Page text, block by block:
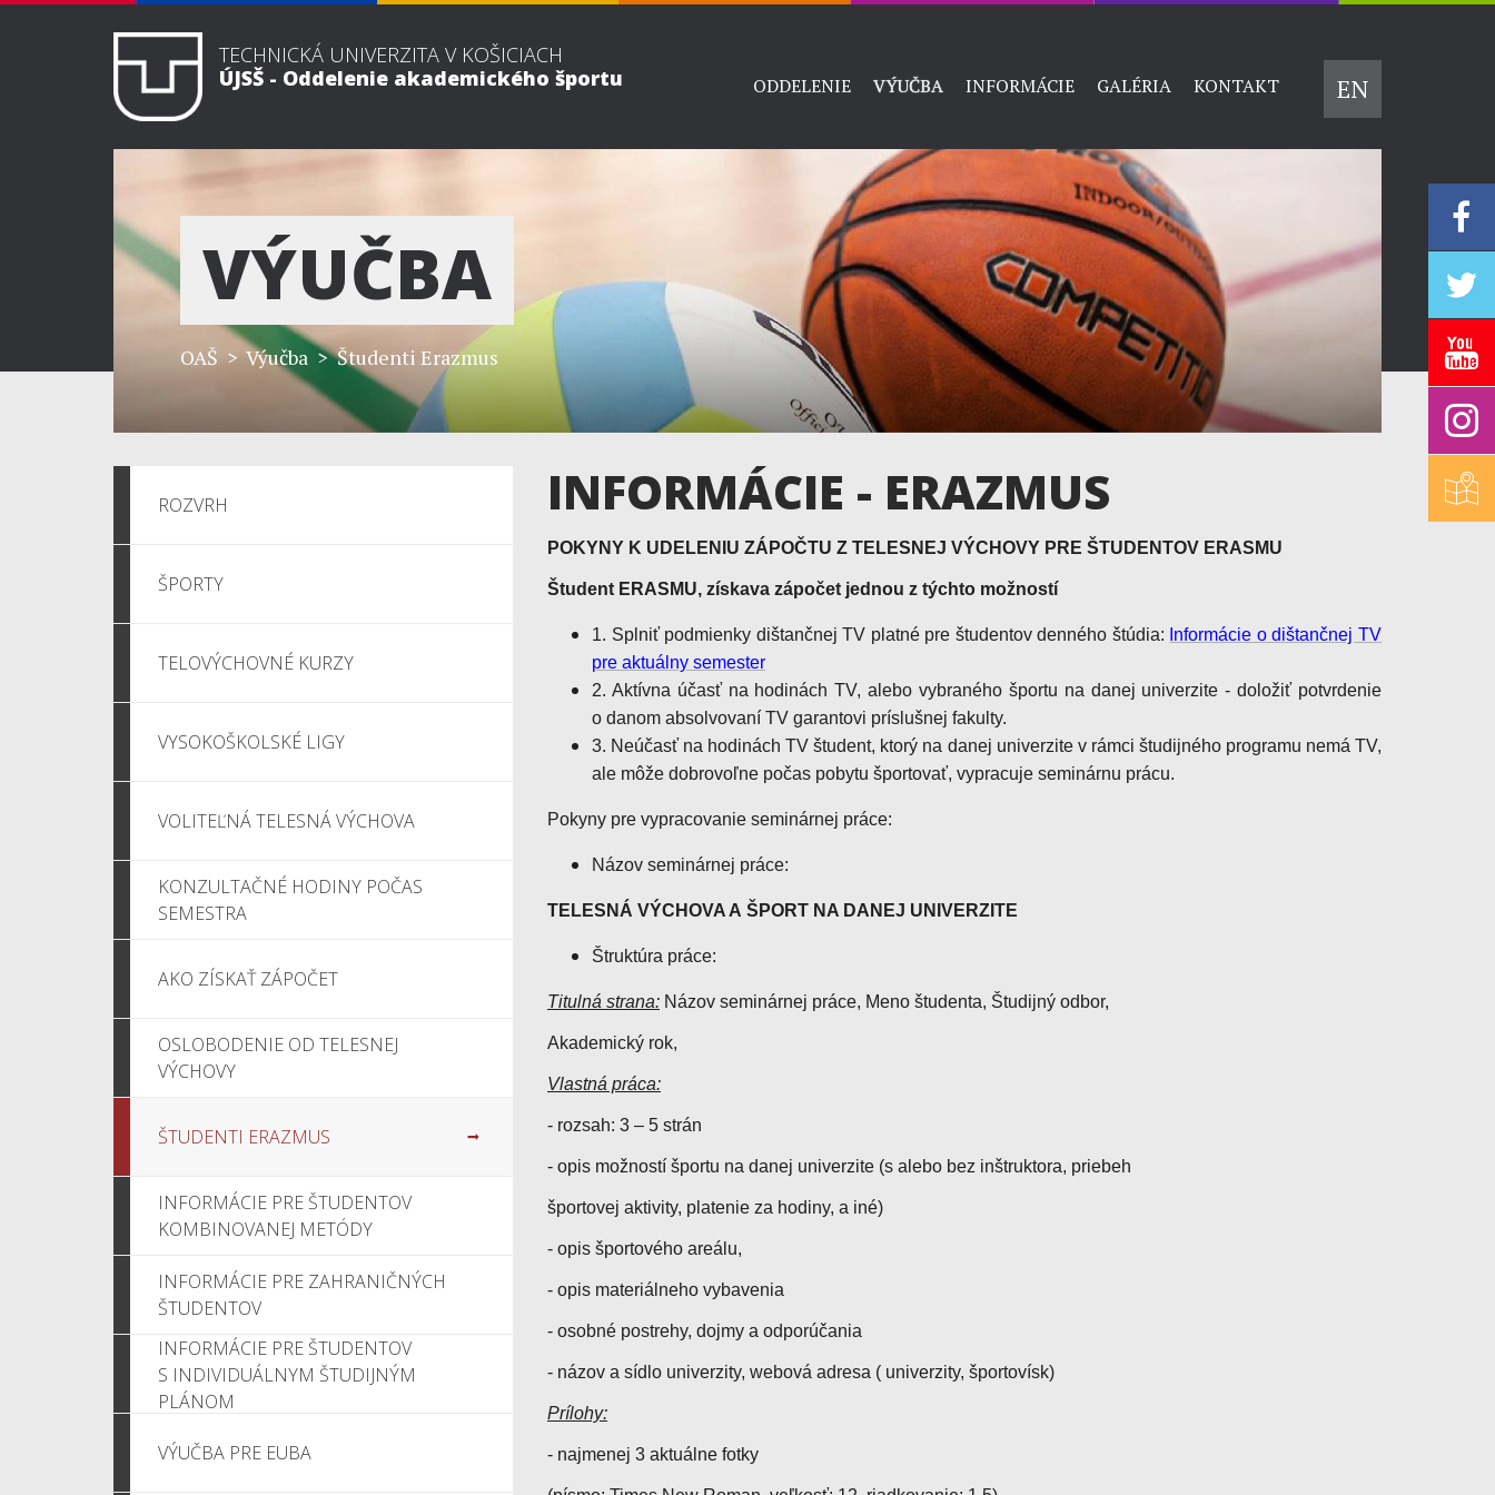
TECHNICKÁ UNIVERZITA V KOŠICIACH
ÚJSŠ - Oddelenie akademického športu
ODDELENIE VÝUČBA INFORMÁCIE GALÉRIA KONTAKT EN
VÝUČBA
OAŠ > Výučba > Študenti Erazmus
ROZVRH
ŠPORTY
TELOVÝCHOVNÉ KURZY
VYSOKOŠKOLSKÉ LIGY
VOLITEĽNÁ TELESNÁ VÝCHOVA
KONZULTAČNÉ HODINY POČAS
SEMESTRA
AKO ZÍSKAŤ ZÁPOČET
OSLOBODENIE OD TELESNEJ
VÝCHOVY
ŠTUDENTI ERAZMUS
INFORMÁCIE PRE ŠTUDENTOV
KOMBINOVANEJ METÓDY
INFORMÁCIE PRE ZAHRANIČNÝCH
ŠTUDENTOV
INFORMÁCIE PRE ŠTUDENTOV
S INDIVIDUÁLNYM ŠTUDIJNÝM
PLÁNOM
VÝUČBA PRE EUBA
INFORMÁCIE - ERAZMUS
POKYNY K UDELENIU ZÁPOČTU Z TELESNEJ VÝCHOVY PRE ŠTUDENTOV ERASMU
Študent ERASMU, získava zápočet jednou z týchto možností
1. Splniť podmienky dištančnej TV platné pre študentov denného štúdia: Informácie o dištančnej TV
pre aktuálny semester
2. Aktívna účasť na hodinách TV, alebo vybraného športu na danej univerzite - doložiť potvrdenie
o danom absolvovaní TV garantovi príslušnej fakulty.
3. Neúčasť na hodinách TV študent, ktorý na danej univerzite v rámci študijného programu nemá TV,
ale môže dobrovoľne počas pobytu športovať, vypracuje seminárnu prácu.
Pokyny pre vypracovanie seminárnej práce:
Názov seminárnej práce:
TELESNÁ VÝCHOVA A ŠPORT NA DANEJ UNIVERZITE
Štruktúra práce:
Titulná strana:Názov seminárnej práce, Meno študenta, Študijný odbor,
Akademický rok,
Vlastná práca:
- rozsah: 3 – 5 strán
- opis možností športu na danej univerzite (s alebo bez inštruktora, priebeh
športovej aktivity, platenie za hodiny, a iné)
- opis športového areálu,
- opis materiálneho vybavenia
- osobné postrehy, dojmy a odporúčania
- názov a sídlo univerzity, webová adresa ( univerzity, športovísk)
Prílohy:
- najmenej 3 aktuálne fotky